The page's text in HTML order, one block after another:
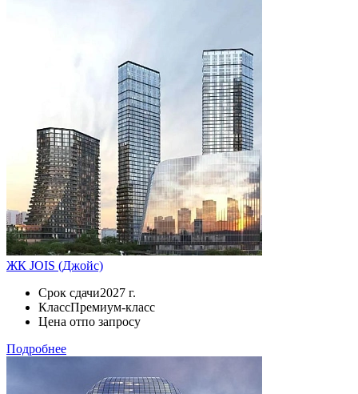
ЖК JOIS (Джойс)
Срок сдачи2027 г.
КлассПремиум-класс
Цена отпо запросу
Подробнее